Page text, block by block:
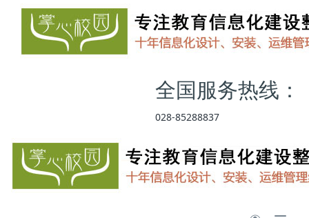
全国服务热线：
028-85288837